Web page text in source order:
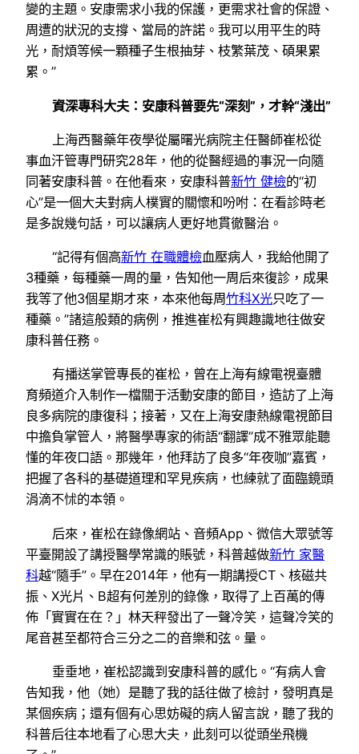
變的主題。安康需求小我的保護，更需求社會的保證、
周遭的狀況的支撐、當局的許諾。我可以用平生的時
光，耐煩等候一顆種子生根抽芽、枝繁葉茂、碩果累
累。”
資深專科大夫：安康科普要先“深刻”，才幹“淺出”
上海西醫藥年夜學從屬曙光病院主任醫師崔松從
事血汗管專門研究28年，他的從醫經過的事況一向隨
同著安康科普。在他看來，安康科普新竹 健檢的“初
心”是一個大夫對病人樸實的關懷和吩咐：在看診時老
是多說幾句話，可以讓病人更好地貫徹醫治。
“記得有個高新竹 在職體檢血壓病人，我給他開了
3種藥，每種藥一周的量，告知他一周后來復診，成果
我等了他3個星期才來，本來他每周竹科X光只吃了一
種藥。”諸這般類的病例，推進崔松有興趣識地往做安
康科普任務。
有播送掌管專長的崔松，曾在上海有線電視臺體
育頻道介入制作一檔關于活動安康的節目，造訪了上海
良多病院的康復科；接著，又在上海安康熱線電視節目
中擔負掌管人，將醫學專家的術語“翻譯”成不雅眾能聽
懂的年夜口語。那幾年，他拜訪了良多“年夜咖”嘉賓，
把握了各科的基礎道理和罕見疾病，也練就了面臨鏡頭
涓滴不怵的本領。
后來，崔松在錄像網站、音頻App、微信大眾號等
平臺開設了講授醫學常識的賬號，科普越做新竹 家醫
科越“隨手”。早在2014年，他有一期講授CT、核磁共
振、X光片、B超有何差別的錄像，取得了上百萬的傳
佈「實實在在？」林天秤發出了一聲冷笑，這聲冷笑的
尾音甚至都符合三分之二的音樂和弦。量。
垂垂地，崔松認識到安康科普的感化。“有病人會
告知我，他（她）是聽了我的話往做了檢討，發明真是
某個疾病；還有個有心思妨礙的病人留言說，聽了我的
科普后往本地看了心思大夫，此刻可以從頭坐飛機